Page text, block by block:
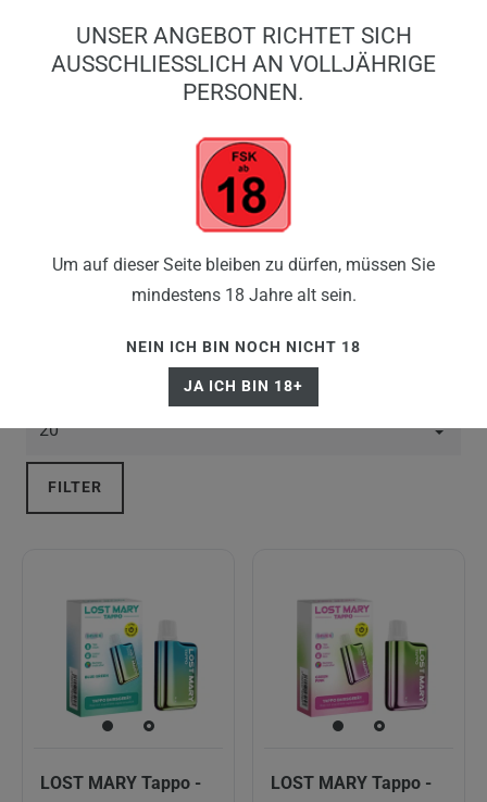
0
0,00 EUR
AKKUTRÄGER
FILTER
LOST MARY Tappo -
LOST MARY Tappo -
UNSER ANGEBOT RICHTET SICH
AUSSCHLIESSLICH AN VOLLJÄHRIGE P
ERSONEN.
Um auf dieser Seite bleiben zu dürfen, müssen Sie
mindestens 18 Jahre alt sein.
NEIN ICH BIN NOCH NICHT 18
JA ICH BIN 18+